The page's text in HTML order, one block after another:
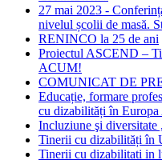
27 mai 2023 -
nivelul școlii de masă.
RENINCO la 25 de ani
Proiectul ASCEND –
ACUM!
COMUNICAT DE
Educație, formare
cu dizabilități în
Incluziune şi
Tinerii cu dizabilități în
Tinerii cu dizabilitati in